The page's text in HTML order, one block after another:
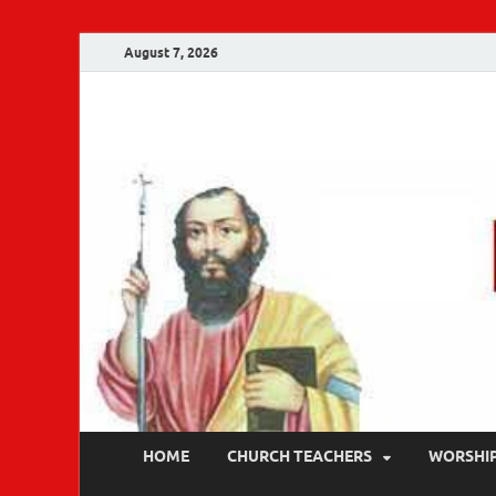
August 7, 2026
HOME CHURCH TEACHERS